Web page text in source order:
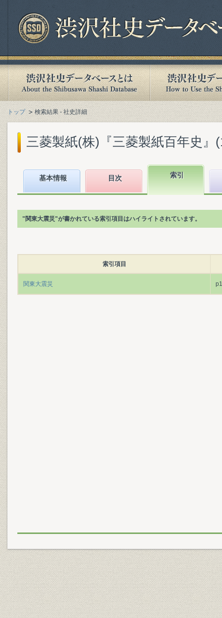
トップ 検索結果 - 社史詳細
三菱製紙(株)『三菱製紙百年史』
基本情報 目次 索引
"関東大震災"が書かれている索引項目はハイライトされています。
索引項目
関東大震災